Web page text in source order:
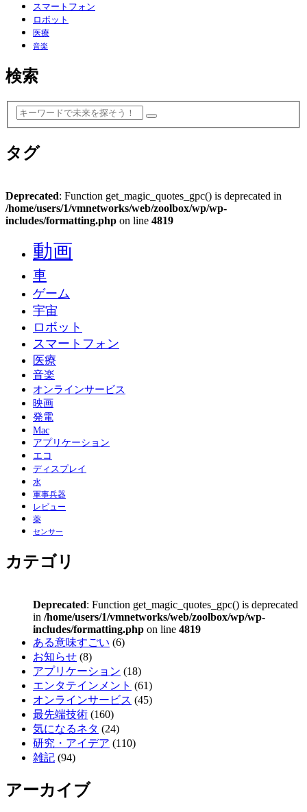
スマートフォン
ロボット
医療
音楽
検索
タグ
Deprecated: Function get_magic_quotes_gpc() is deprecated in
/home/users/1/vmnetworks/web/zoolbox/wp/wp-
includes/formatting.php on line 4819
動画
車
ゲーム
宇宙
ロボット
スマートフォン
医療
音楽
オンラインサービス
映画
発電
Mac
アプリケーション
エコ
ディスプレイ
水
軍事兵器
レビュー
薬
センサー
カテゴリ
Deprecated: Function get_magic_quotes_gpc() is deprecated
in /home/users/1/vmnetworks/web/zoolbox/wp/wp-
includes/formatting.php on line 4819
ある意味すごい (6)
お知らせ (8)
アプリケーション (18)
エンタテインメント (61)
オンラインサービス (45)
最先端技術 (160)
気になるネタ (24)
研究・アイデア (110)
雑記 (94)
アーカイブ